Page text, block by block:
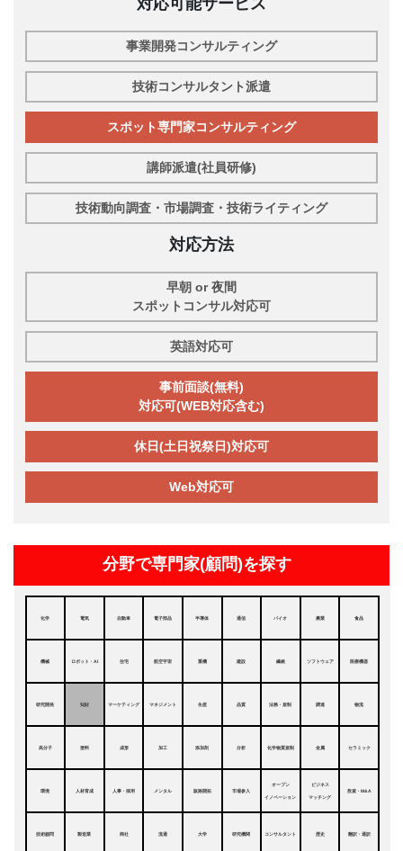
対応可能サービス
事業開発コンサルティング
技術コンサルタント派遣
スポット専門家コンサルティング
講師派遣(社員研修)
技術動向調査・市場調査・技術ライティング
対応方法
早朝 or 夜間
スポットコンサル対応可
英語対応可
事前面談(無料)
対応可(WEB対応含む)
休日(土日祝祭日)対応可
Web対応可
分野で専門家(顧問)を探す
化学 電気 自動車 電子部品 半導体 通信 バイオ 農業 食品
機械 ロボット・AI 住宅 航空宇宙 重機 建設 繊維 ソフトウェア 医療機器
研究開発 知財 マーケティング マネジメント 生産 品質 法務・規制 調達 物流
高分子 塗料 成形 加工 添加剤 分析 化学物質規制 金属 セラミック
環境 人材育成 人事・採用 メンタル 販路開拓 市場参入
オープン
イノベーション
ビジネス
マッチング
投資・M&A
技術顧問 製造業 商社 流通 大学 研究機関 コンサルタント 歴史 翻訳・通訳